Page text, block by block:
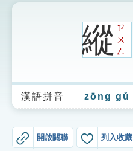
生字詞彙表
成語故事
縱ㄗ
ㄨ
ㄥ
漢語拼音 zōng gǔ
開啟關聯 列入收藏